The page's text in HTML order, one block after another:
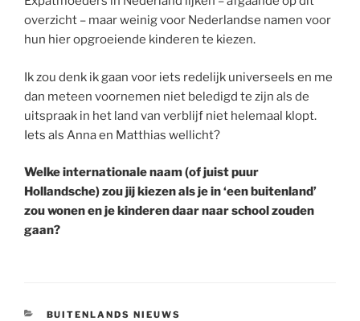
overzicht – maar weinig voor Nederlandse namen voor
hun hier opgroeiende kinderen te kiezen.
Ik zou denk ik gaan voor iets redelijk universeels en me
dan meteen voornemen niet beledigd te zijn als de
uitspraak in het land van verblijf niet helemaal klopt.
Iets als Anna en Matthias wellicht?
Welke internationale naam (of juist puur
Hollandsche) zou jij kiezen als je in ‘een buitenland’
zou wonen en je kinderen daar naar school zouden
gaan?
CATEGORIEËN
BUITENLANDS NIEUWS